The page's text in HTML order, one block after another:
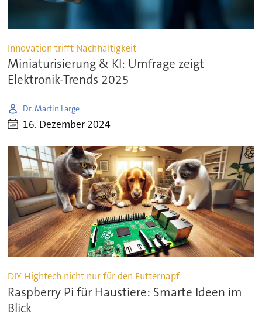
Innovation trifft Nachhaltigkeit
Miniaturisierung & KI: Umfrage zeigt
Elektronik-Trends 2025
Dr. Martin Large
16. Dezember 2024
DIY-Hightech nicht nur für den Futternapf
Raspberry Pi für Haustiere: Smarte Ideen im
Blick